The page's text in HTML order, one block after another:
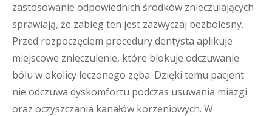
zastosowanie odpowiednich środków znieczulających
sprawiają, że zabieg ten jest zazwyczaj bezbolesny.
Przed rozpoczęciem procedury dentysta aplikuje
miejscowe znieczulenie, które blokuje odczuwanie
bólu w okolicy leczonego zęba. Dzięki temu pacjent
nie odczuwa dyskomfortu podczas usuwania miazgi
oraz oczyszczania kanałów korzeniowych. W